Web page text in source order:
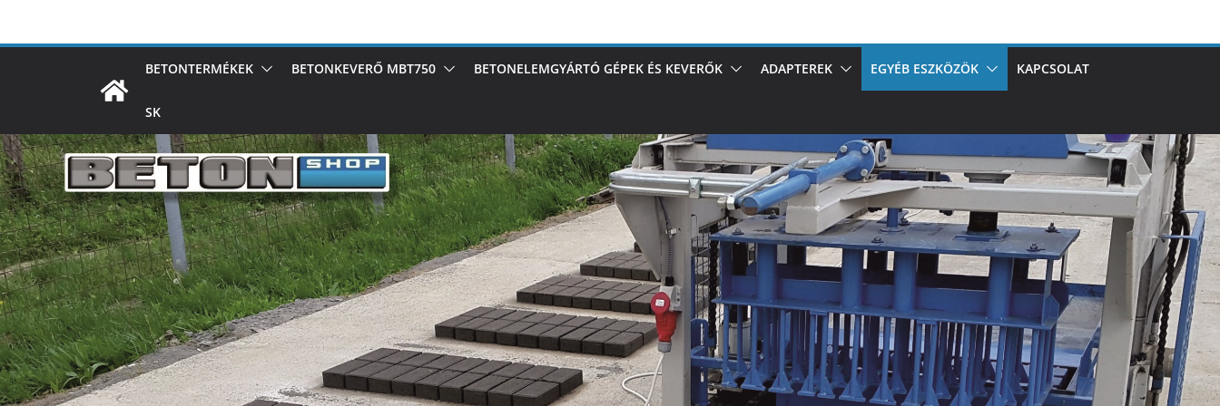
BETONTERMÉKEK BETONKEVERŐ MBT750 BETONELEMGYÁRTÓ GÉPEK ÉS KEVERŐK ADAPTEREK EGYÉB ESZKÖZÖK KAPCSOLAT
SK